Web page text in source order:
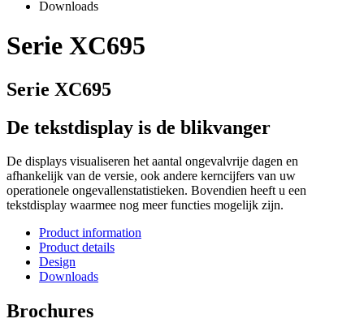
Downloads
Serie XC695
Serie XC695
De tekstdisplay is de blikvanger
De displays visualiseren het aantal ongevalvrije dagen en
afhankelijk van de versie, ook andere kerncijfers van uw
operationele ongevallenstatistieken. Bovendien heeft u een
tekstdisplay waarmee nog meer functies mogelijk zijn.
Product information
Product details
Design
Downloads
Brochures